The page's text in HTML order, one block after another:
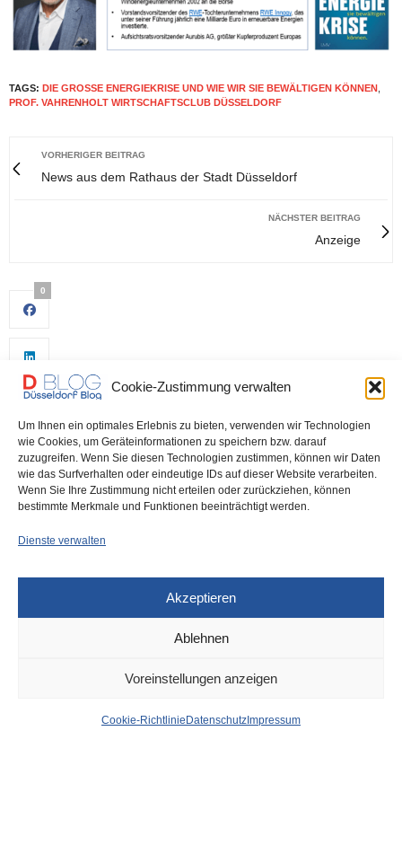
Cookie-Zustimmung verwalten
Um Ihnen ein optimales Erlebnis zu bieten, verwenden wir Technologien
wie Cookies, um Geräteinformationen zu speichern bzw. darauf
zuzugreifen. Wenn Sie diesen Technologien zustimmen, können wir Daten
wie das Surfverhalten oder eindeutige IDs auf dieser Website verarbeiten.
Wenn Sie Ihre Zustimmung nicht erteilen oder zurückziehen, können
bestimmte Merkmale und Funktionen beeinträchtigt werden.
Dienste verwalten
Akzeptieren
Ablehnen
Voreinstellungen anzeigen
Cookie-Richtlinie Datenschutz Impressum
TAGS: DIE GROSSE ENERGIEKRISE UND WIE WIR SIE BEWÄLTIGEN KÖNNEN
PROF. VAHRENHOLT WIRTSCHAFTSCLUB DÜSSELDORF
VORHERIGER BEITRAG
News aus dem Rathaus der Stadt Düsseldorf
NÄCHSTER BEITRAG
Anzeige
0